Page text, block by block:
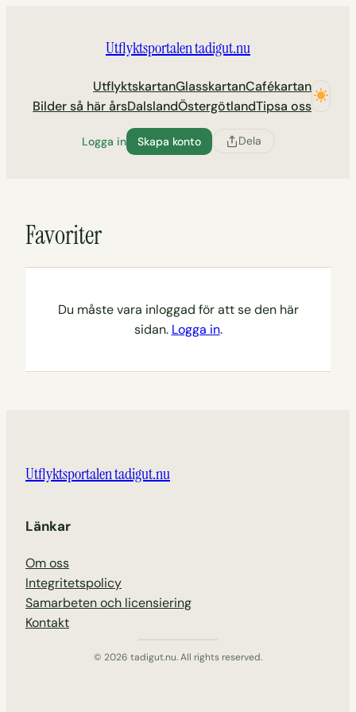
Utflyktsportalen tadigut.nu
UtflyktskartanGlasskartanCafékartan
Bilder så här årsDalslandÖstergötlandTipsa oss
Logga in Skapa konto Dela
Favoriter
Du måste vara inloggad för att se den här
sidan. Logga in.
Utflyktsportalen tadigut.nu
Länkar
Om oss
Integritetspolicy
Samarbeten och licensiering
Kontakt
© 2026 tadigut.nu. All rights reserved.